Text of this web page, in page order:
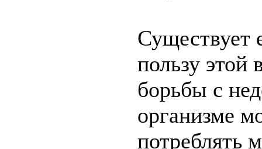
Существует
пользу этой
борьбы с
организме
потреблять